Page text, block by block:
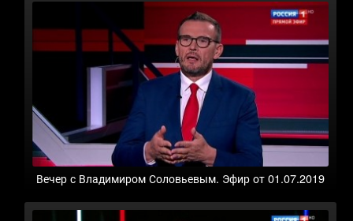
Вечер с Владимиром Соловьевым. Эфир от 01.07.2019